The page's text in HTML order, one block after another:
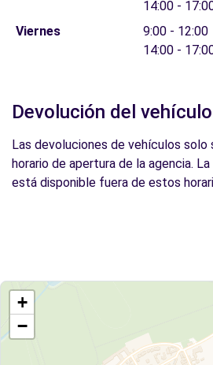
14:00 -
Viernes
9:00 - 12:00
14:00 -
Devolución del vehículo
Las devoluciones de vehículos solo
horario de apertura de la agencia.
está disponible fuera de estos
+
−